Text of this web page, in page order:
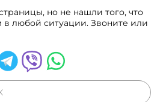
но не нашли того, что
любой ситуации. Звоните или